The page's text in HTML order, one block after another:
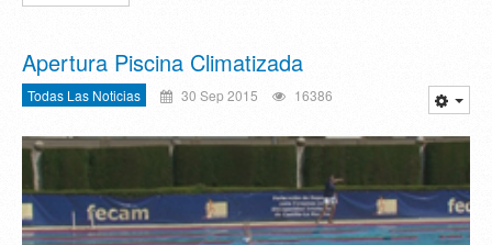
Apertura Piscina Climatizada
Todas Las Noticias 30 Sep 2015 16386